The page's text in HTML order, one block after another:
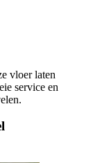
vloer laten
service en